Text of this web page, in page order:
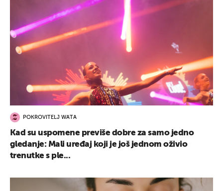
POKROVITELJ WATA
Kad su uspomene previše dobre za samo jedno
gledanje: Mali uređaj koji je još jednom oživio
trenutke s ple...